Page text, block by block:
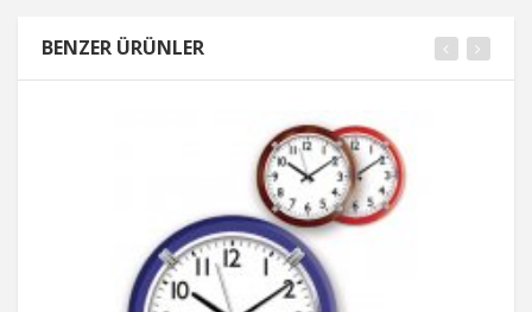
BENZER ÜRÜNLER